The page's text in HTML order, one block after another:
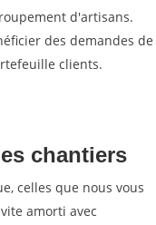
d'artisans.
des demandes de
clients.
chantiers
celles que nous vous
amorti avec